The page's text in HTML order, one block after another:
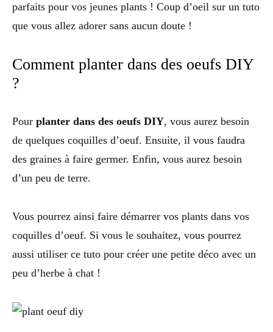
parfaits pour vos jeunes plants ! Coup d’oeil sur un tuto
que vous allez adorer sans aucun doute !
Comment planter dans des oeufs DIY
?
Pour planter dans des oeufs DIY, vous aurez besoin
de quelques coquilles d’oeuf. Ensuite, il vous faudra
des graines à faire germer. Enfin, vous aurez besoin
d’un peu de terre.
Vous pourrez ainsi faire démarrer vos plants dans vos
coquilles d’oeuf. Si vous le souhaitez, vous pourrez
aussi utiliser ce tuto pour créer une petite déco avec un
peu d’herbe à chat !